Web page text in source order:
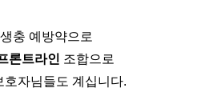
충 예방약으로
론트라인 조합으로
호자님들도 계십니다.